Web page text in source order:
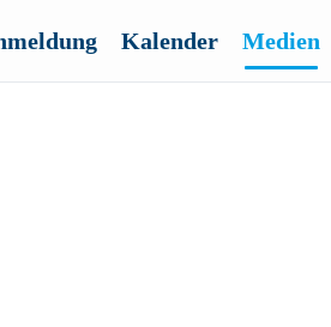
Kalender Medien